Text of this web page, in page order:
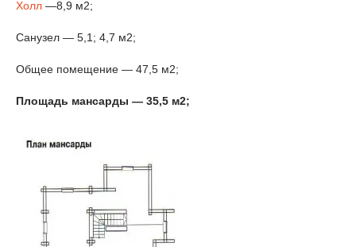
Холл —8,9 м2;
Санузел — 5,1; 4,7 м2;
Общее помещение — 47,5 м2;
Площадь мансарды — 35,5 м2;